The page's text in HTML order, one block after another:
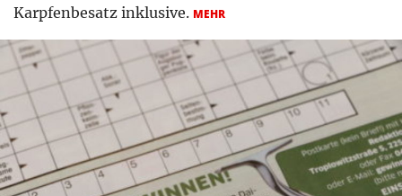
Karpfenbesatz inklusive. MEHR